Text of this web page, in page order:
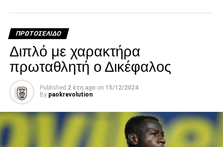
ADVERTISEMENT
κέντρο του γηπέδου
ΠΡΩΤΟΣΈΛΙΔΟ
Διπλό με χαρακτήρα
πρωταθλητή ο Δικέφαλος
Published 2 έτη ago on 15/12/2024
By paokrevolution